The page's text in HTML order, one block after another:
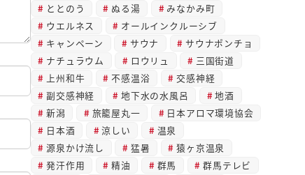
ととのう
ぬる湯
みなかみ町
ウエルネス
オールインクルーシブ
キャンペーン
サウナ
サウナポンチョ
ナチュラウム
ロウリュ
三国街道
上州和牛
不感温浴
交感神経
副交感神経
地下水の水風呂
地酒
新潟
旅籠屋丸一
日本アロマ環境協会
日本酒
涼しい
温泉
源泉かけ流し
猛暑
猿ヶ京温泉
発汗作用
精油 群馬
群馬テレビ